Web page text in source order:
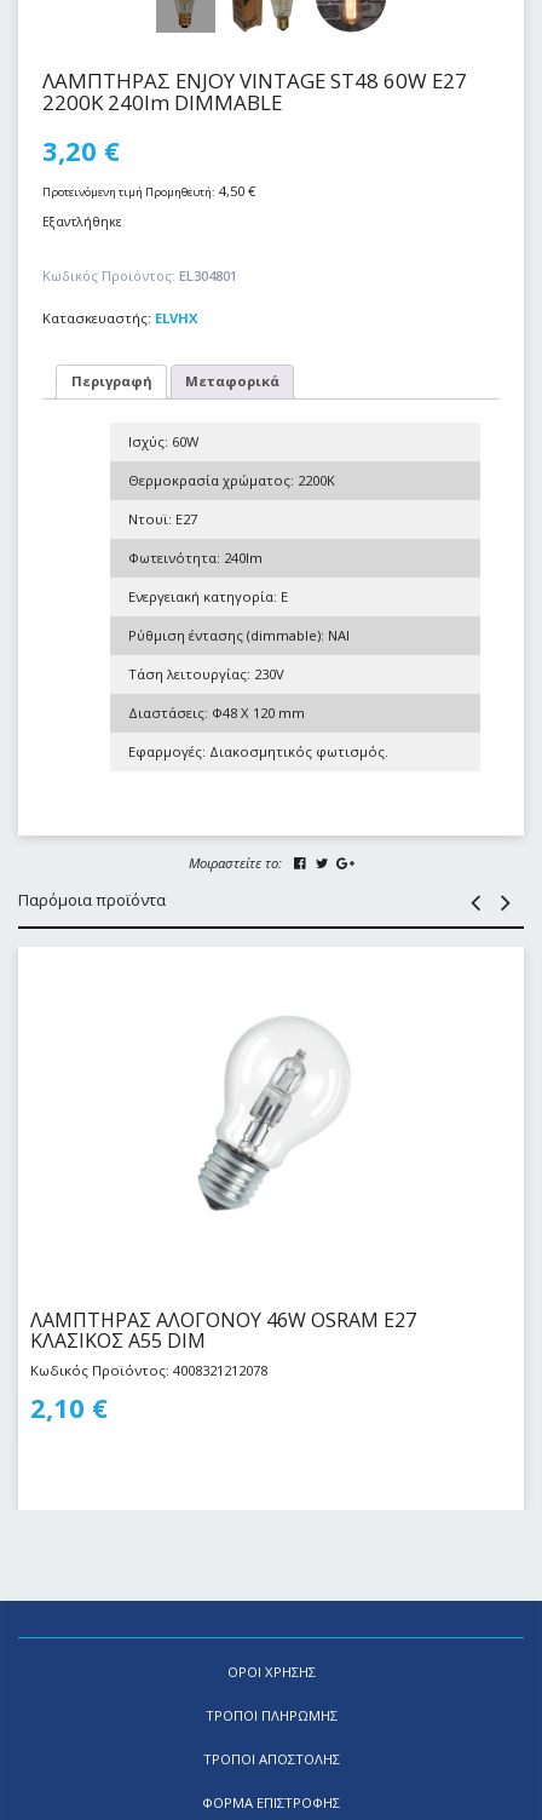
ΛΑΜΠΤΗΡΑΣ ENJOY VINTAGE SΤ48 60W E27
2200Κ 240lm DIMMABLE
3,20 €
Προτεινόμενη τιμή Προμηθευτή: 4,50 €
Εξαντλήθηκε
Κωδικός Προϊόντος: EL304801
Κατασκευαστής: ELVHX
Περιγραφή Μεταφορικά
Ισχύς: 60W
Θερμοκρασία χρώματος: 2200K
Ντουϊ: E27
Φωτεινότητα: 240lm
Ενεργειακή κατηγορία: E
Ρύθμιση έντασης (dimmable): ΝΑΙ
Τάση λειτουργίας: 230V
Διαστάσεις: Φ48 Χ 120 mm
Εφαρμογές: Διακοσμητικός φωτισμός.
Μοιραστείτε το:
Παρόμοια προϊόντα
ΛΑΜΠΤΗΡΑΣ ΑΛΟΓΟΝΟΥ 46W OSRAM E27
KΛΑΣΙΚΟΣ Α55 DIM
Κωδικός Προϊόντος: 4008321212078
2,10 €
ΟΡΟΙ ΧΡΗΣΗΣ
ΤΡΟΠΟΙ ΠΛΗΡΩΜΗΣ
ΤΡΟΠΟΙ ΑΠΟΣΤΟΛΗΣ
ΦΟΡΜΑ ΕΠΙΣΤΡΟΦΗΣ